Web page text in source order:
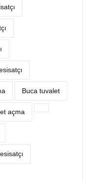
Buca tuvalet
açma